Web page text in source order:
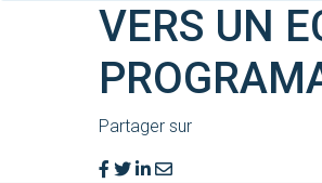
VERS UN
Partager sur